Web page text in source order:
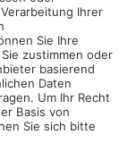
Alemannia
Derby mit TuS
aktuell im
zu wenig. Im
mit fünf
Teams alles